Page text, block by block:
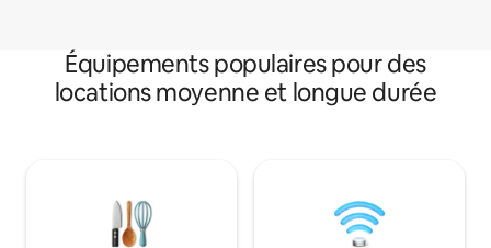
Équipements populaires pour des
locations moyenne et longue durée